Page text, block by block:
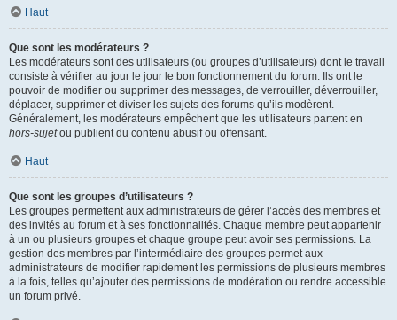
Haut
Que sont les modérateurs ?
Les modérateurs sont des utilisateurs (ou groupes d’utilisateurs) dont le travail
consiste à vérifier au jour le jour le bon fonctionnement du forum. Ils ont le
pouvoir de modifier ou supprimer des messages, de verrouiller, déverrouiller,
déplacer, supprimer et diviser les sujets des forums qu’ils modèrent.
Généralement, les modérateurs empêchent que les utilisateurs partent en
hors-sujetou publient du contenu abusif ou offensant.
Haut
Que sont les groupes d’utilisateurs ?
Les groupes permettent aux administrateurs de gérer l’accès des membres et
des invités au forum et à ses fonctionnalités. Chaque membre peut appartenir
à un ou plusieurs groupes et chaque groupe peut avoir ses permissions. La
gestion des membres par l’intermédiaire des groupes permet aux
administrateurs de modifier rapidement les permissions de plusieurs membres
à la fois, telles qu’ajouter des permissions de modération ou rendre accessible
un forum privé.